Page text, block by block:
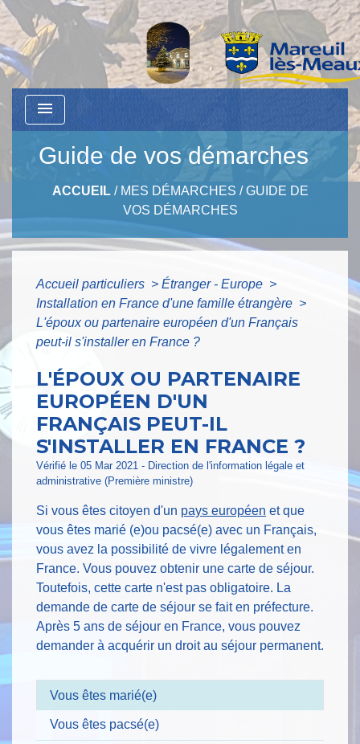
menu
Guide de vos démarches
ACCUEIL/ MES DÉMARCHES /GUIDE DE
VOS DÉMARCHES
Accueil particuliers > Étranger - Europe >
Installation en France d'une famille étrangère >
L'époux ou partenaire européen d'un Français
peut-il s'installer en France ?
L'ÉPOUX OU PARTENAIRE
EUROPÉEN D'UN
FRANÇAIS PEUT-IL
S'INSTALLER EN FRANCE ?
Vérifié le 05 Mar 2021 - Direction de l'information légale et
administrative (Première ministre)
Si vous êtes citoyen d'un pays européen et que
vous êtes marié (e)ou pacsé(e) avec un Français,
vous avez la possibilité de vivre légalement en
France. Vous pouvez obtenir une carte de séjour.
Toutefois, cette carte n'est pas obligatoire. La
demande de carte de séjour se fait en préfecture.
Après 5 ans de séjour en France, vous pouvez
demander à acquérir un droit au séjour permanent.
Vous êtes marié(e)
Vous êtes pacsé(e)